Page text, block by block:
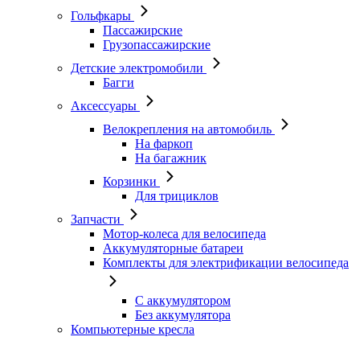
Гольфкары
Пассажирские
Грузопассажирские
Детские электромобили
Багги
Аксессуары
Велокрепления на автомобиль
На фаркоп
На багажник
Корзинки
Для трициклов
Запчасти
Мотор-колеса для велосипеда
Аккумуляторные батареи
Комплекты для электрификации велосипеда
С аккумулятором
Без аккумулятора
Компьютерные кресла